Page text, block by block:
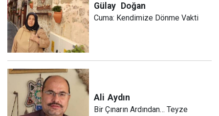
Gülay Doğan
Cuma: Kendimize Dönme Vakti
Ali Aydın
Bir Çınarın Ardından… Teyze